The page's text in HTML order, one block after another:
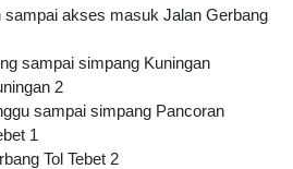
akses masuk Jalan Gerbang
sampai simpang Kuningan
2
sampai simpang Pancoran
1
Tol Tebet 2